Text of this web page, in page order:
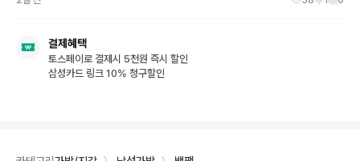
결제혜택
토스페이로 결제시 5천원 즉시 할인
삼성카드 링크 10% 청구할인